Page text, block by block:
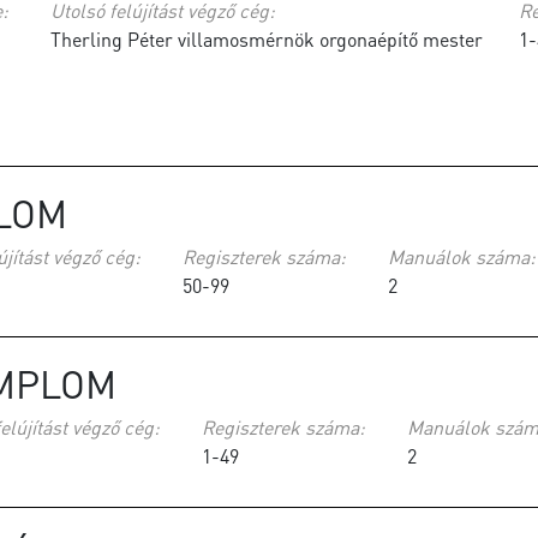
Utolsó felújítást végző cég:
Therling Péter villamosmérnök orgonaépítő mester
végző cég:
Regiszterek száma:
50-99
Manuálok száma:
2
végző cég:
Regiszterek száma:
1-49
Manuálok
2